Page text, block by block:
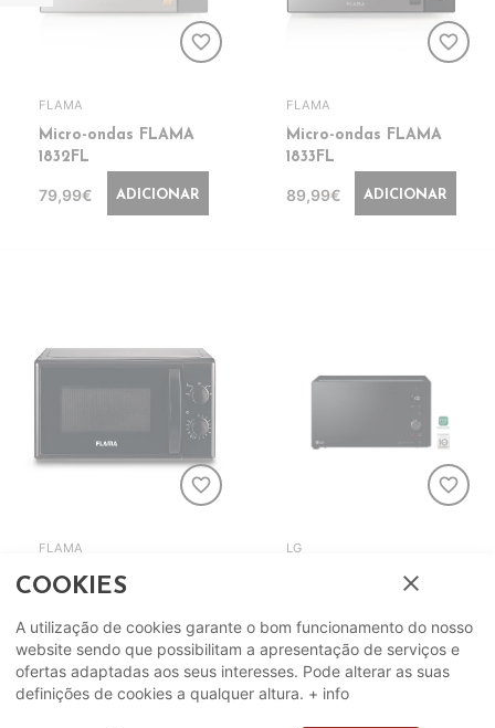
favorite_border
FLAMA
Micro-ondas FLAMA
1832FL
79,99€ ADICIONAR
favorite_border
FLAMA
Micro-ondas FLAMA
1833FL
89,99€ ADICIONAR
favorite_border
FLAMA
Micro-ondas FLAMA
- S/ Grill - Preto)
56,99€ ADICIONAR
favorite_border
LG
Micro-ondas LG
219,99€ ADICIONAR
COOKIES close
A utilização de cookies garante o bom funcionamento do nosso
website sendo que possibilitam a apresentação de serviços e
ofertas adaptadas aos seus interesses. Pode alterar as suas
definições de cookies a qualquer altura. + info